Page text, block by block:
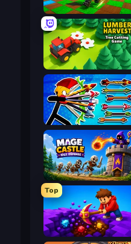
Robby: Many Games
Lumber Harvest: Tree Cutting Game
Archer Ragdoll Masters
Mage Castle Idle Defense
Top
Obby: Dig Down